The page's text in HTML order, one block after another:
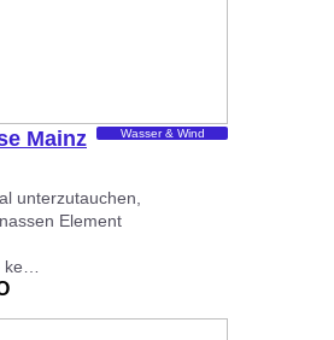
Mainz Wasser & Wind
unterzutauchen,
Element